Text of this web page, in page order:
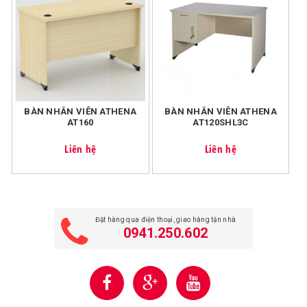
BÀN NHÂN VIÊN ATHENA
AT160
Liên hệ
BÀN NHÂN VIÊN ATHENA
AT120SHL3C
Liên hệ
Đặt hàng qua điện thoại, giao hàng tận nhà
0941.250.602